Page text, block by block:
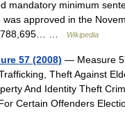
mandatory minimum
approved in the
788,695… …
Wikipedia
57 (2008) — Measure
Theft Against
And Identity Theft
Certain Offenders